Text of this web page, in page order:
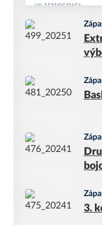
3.